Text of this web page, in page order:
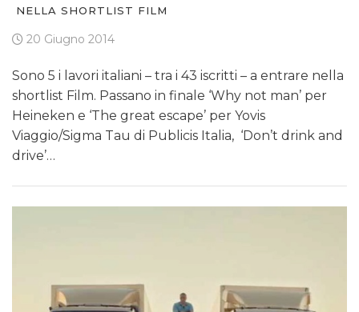
NELLA SHORTLIST FILM
20 Giugno 2014
Sono 5 i lavori italiani – tra i 43 iscritti – a entrare nella
shortlist Film. Passano in finale ‘Why not man’ per
Heineken e ‘The great escape’ per Yovis
Viaggio/Sigma Tau di Publicis Italia, ‘Don’t drink and
drive’…